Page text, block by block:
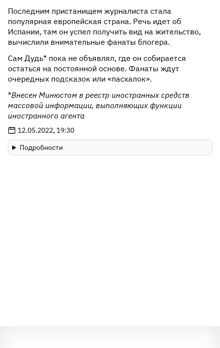
Последним пристанищем журналиста стала
популярная европейская страна. Речь идет об
Испании, там он успел получить вид на жительство,
вычислили внимательные фанаты блогера.
Сам Дудь* пока не объявлял, где он собирается
остаться на постоянной основе. Фанаты ждут
очередных подсказок или «пасхалок».
*Внесен Минюстом в реестр иностранных средств
массовой информации, выполняющих функции
иностранного агента
12.05.2022, 19:30
Подробности